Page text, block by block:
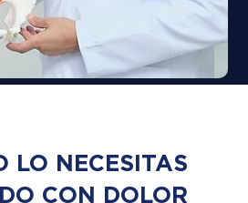
LO NECESITAS
CON DOLOR